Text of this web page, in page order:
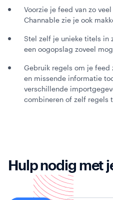
Voorzie je feed van zo
Channable zie je ook
Stel zelf je unieke titels in
een oogopslag zoveel
Gebruik regels om je
en missende informatie
verschillende
combineren of zelf regels
Hulp nodig met